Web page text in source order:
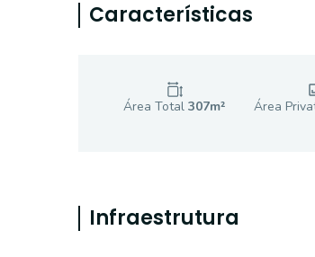
Características
Área Total 307m² Área
Infraestrutura